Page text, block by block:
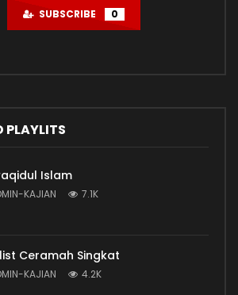
SUBSCRIBE 0
PLAYLITS
Islam
KAJIAN 7.1K
Ceramah Singkat
KAJIAN 4.2K